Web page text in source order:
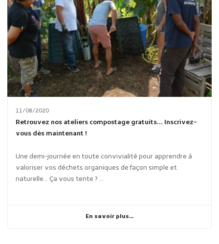
11/08/2020
Retrouvez nos ateliers compostage gratuits… Inscrivez-
vous dès maintenant !
Une demi-journée en toute convivialité pour apprendre à
valoriser vos déchets organiques de façon simple et
naturelle... Ça vous tente ? ...
En savoir plus...